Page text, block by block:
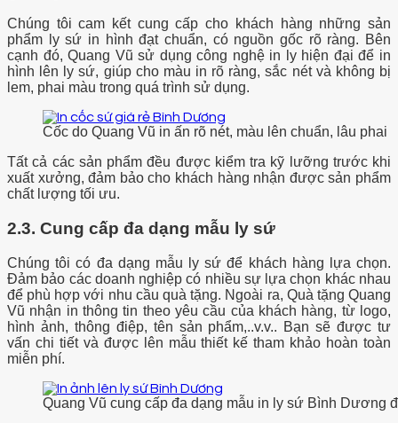
Chúng tôi cam kết cung cấp cho khách hàng những sản
phẩm ly sứ in hình đạt chuẩn, có nguồn gốc rõ ràng. Bên
cạnh đó, Quang Vũ sử dụng công nghệ in ly hiện đại để in
hình lên ly sứ, giúp cho màu in rõ ràng, sắc nét và không bị
lem, phai màu trong quá trình sử dụng.
Cốc do Quang Vũ in ấn rõ nét, màu lên chuẩn, lâu phai
Tất cả các sản phẩm đều được kiểm tra kỹ lưỡng trước khi
xuất xưởng, đảm bảo cho khách hàng nhận được sản phẩm
chất lượng tối ưu.
2.3. Cung cấp đa dạng mẫu ly sứ
Chúng tôi có đa dạng mẫu ly sứ để khách hàng lựa chọn.
Đảm bảo các doanh nghiệp có nhiều sự lựa chọn khác nhau
để phù hợp với nhu cầu quà tặng. Ngoài ra, Quà tặng Quang
Vũ nhận in thông tin theo yêu cầu của khách hàng, từ logo,
hình ảnh, thông điệp, tên sản phẩm,..v.v.. Bạn sẽ được tư
vấn chi tiết và được lên mẫu thiết kế tham khảo hoàn toàn
miễn phí.
Quang Vũ cung cấp đa dạng mẫu in ly sứ Bình Dương